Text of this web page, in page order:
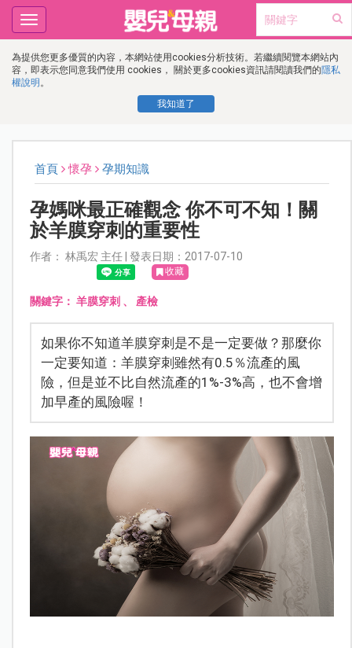
為提供您更多優質的內容，本網站使用cookies分析技術。若繼續閱覽本網站內
容，即表示您同意我們使用 cookies， 關於更多cookies資訊請閱讀我們的隱私
權說明 。
我知道了
Toggle
navigation
首頁 懷孕 孕期知識
孕媽咪最正確觀念 你不可不知！關
於羊膜穿刺的重要性
作者： 林禹宏 主任 | 發表日期：2017-07-10
收藏
關鍵字： 羊膜穿刺 、 產檢
如果你不知道羊膜穿刺是不是一定要做？那麼你
一定要知道：羊膜穿刺雖然有0.5％流產的風
險，但是並不比自然流產的1%-3%高，也不會增
加早產的風險喔！